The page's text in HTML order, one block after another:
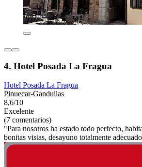
4. Hotel Posada La Fragua
Hotel Posada La Fragua
Pinuecar-Gandullas
8,6/10
Excelente
(7 comentarios)
"Para nosotros ha estado todo perfecto,
bonitas vistas, desayuno totalmente